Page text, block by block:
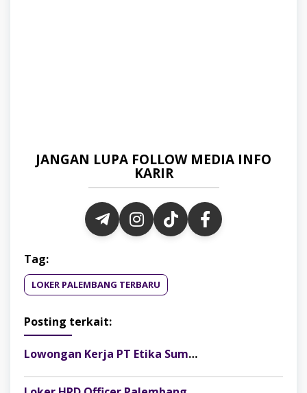
JANGAN LUPA FOLLOW MEDIA INFO
KARIR
Tag:
LOKER PALEMBANG TERBARU
Posting terkait:
Lowongan Kerja PT Etika Sumber Alam Posisi Finance & Tax Staff, Fresh Graduate Dipersilakan Melamar